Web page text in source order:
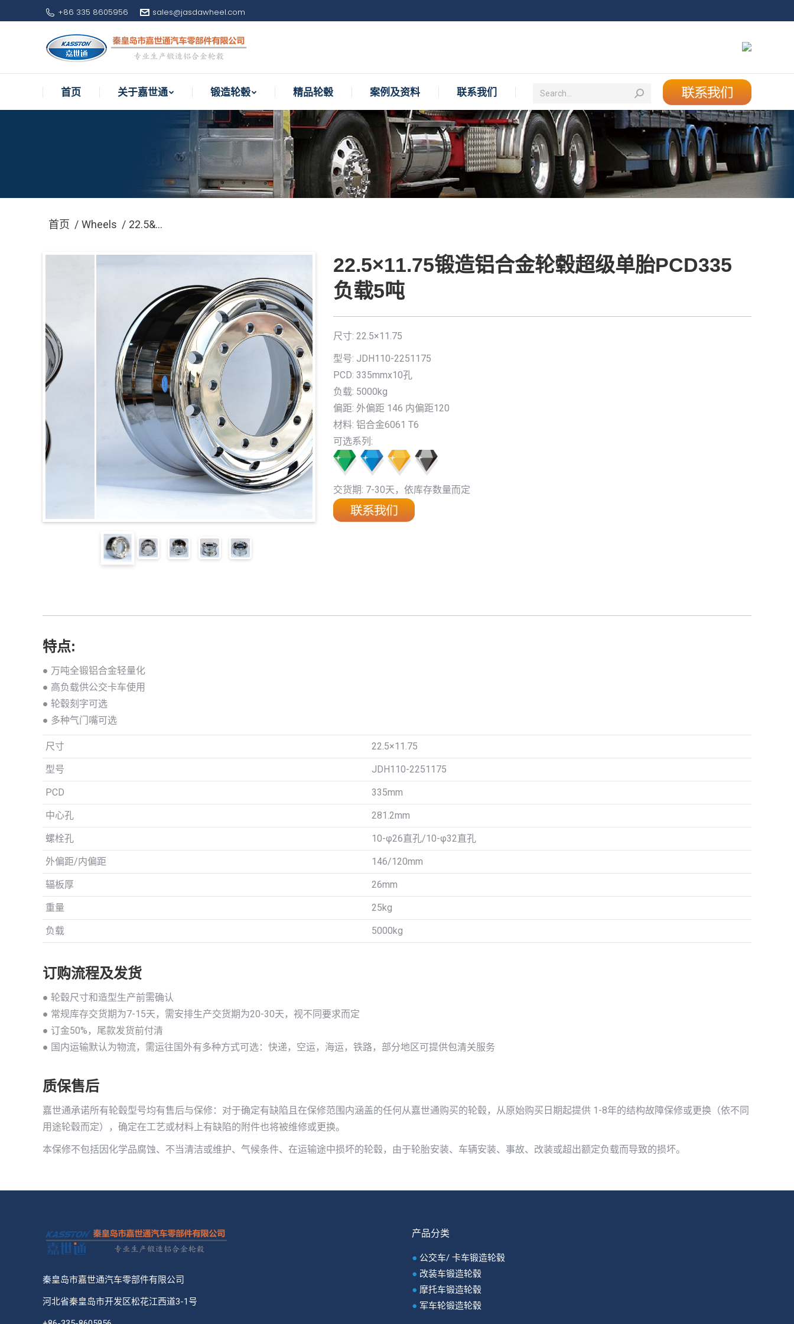
+86 335 8605956 sales@jasdawheel.com
首页 关于嘉世通 锻造轮毂 精品轮毂 案例及资料 联系我们 Search:
您在这里：
首页 Wheels 22.5&…
22.5×11.75锻造铝合金轮毂超级单胎PCD335
负载5吨
尺寸: 22.5×11.75
型号: JDH110-2251175
PCD: 335mmx10孔
负载: 5000kg
偏距: 外偏距 146 内偏距120
材料: 铝合金6061 T6
可选系列:
交货期: 7-30天，依库存数量而定
特点:
● 万吨全锻铝合金轻量化
● 高负载供公交卡车使用
● 轮毂刻字可选
● 多种气门嘴可选
尺寸 22.5×11.75
型号 JDH110-2251175
PCD 335mm
中心孔 281.2mm
螺栓孔 10-φ26直孔/10-φ32直孔
外偏距/内偏距 146/120mm
辐板厚 26mm
重量 25kg
负载 5000kg
订购流程及发货
● 轮毂尺寸和造型生产前需确认
● 常规库存交货期为7-15天，需安排生产交货期为20-30天，视不同要求而定
● 订金50%，尾款发货前付清
● 国内运输默认为物流，需运往国外有多种方式可选：快递，空运，海运，铁路，部分地区可提供包清关服务
质保售后
嘉世通承诺所有轮毂型号均有售后与保修：对于确定有缺陷且在保修范围内涵盖的任何从嘉世通购买的轮毂，从原始购买日期起提供 1-8年的结构故障保修或更换（依不同
用途轮毂而定），确定在工艺或材料上有缺陷的附件也将被维修或更换。
本保修不包括因化学品腐蚀、不当清洁或维护、气候条件、在运输途中损坏的轮毂，由于轮胎安装、车辆安装、事故、改装或超出额定负载而导致的损坏。
秦皇岛市嘉世通汽车零部件有限公司
河北省秦皇岛市开发区松花江西道3-1号
产品分类
● 公交车/ 卡车锻造轮毂
● 改装车锻造轮毂
● 摩托车锻造轮毂
● 军车轮锻造轮毂
首页 关于嘉世通 锻造轮毂 精品轮毂 案例及资料 联系我们